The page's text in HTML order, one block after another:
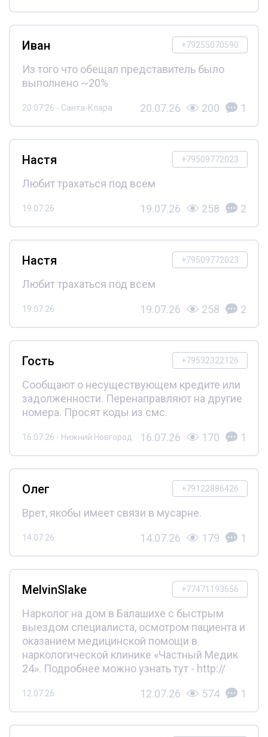
+79255070590
Иван
Из того что обещал представитель было
выполнено ~20%
20.07.26 - Санта-Клара 20.07.26 200 1
+79509772023
Настя
Любит трахаться под всем
19.07.26 19.07.26 258 2
+79509772023
Настя
Любит трахаться под всем
19.07.26 19.07.26 258 2
+79532322126
Гость
Сообщают о несуществующем кредите или
задолженности. Перенаправляют на другие
номера. Просят коды из смс.
16.07.26 - Нижний Новгород 16.07.26 170 1
+79122886426
Олег
Врет, якобы имеет связи в мусарне.
14.07.26 14.07.26 179 1
+77471193656
MelvinSlake
Нарколог на дом в Балашихе с быстрым
выездом специалиста, осмотром пациента и
оказанием медицинской помощи в
наркологической клинике «Частный Медик
24». Подробнее можно узнать тут - http://
12.07.26 12.07.26 574 1